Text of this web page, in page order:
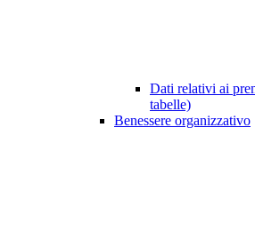
Dati relativi ai
tabelle)
Benessere organizzativo